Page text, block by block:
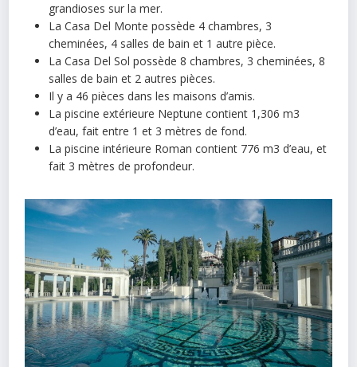
grandioses sur la mer.
La Casa Del Monte possède 4 chambres, 3
cheminées, 4 salles de bain et 1 autre pièce.
La Casa Del Sol possède 8 chambres, 3 cheminées, 8
salles de bain et 2 autres pièces.
Il y a 46 pièces dans les maisons d’amis.
La piscine extérieure Neptune contient 1,306 m3
d’eau, fait entre 1 et 3 mètres de fond.
La piscine intérieure Roman contient 776 m3 d’eau, et
fait 3 mètres de profondeur.